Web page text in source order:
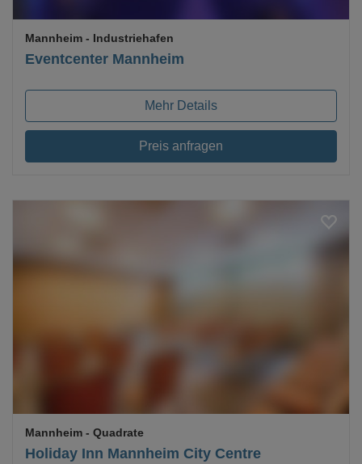
Eventcenter Mannheim
Mannheim - Industriehafen
Mehr Details
Preis anfragen
Holiday Inn Mannheim City Centre
Mannheim - Quadrate